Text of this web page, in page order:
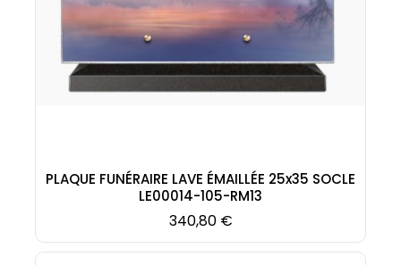
PLAQUE FUNÉRAIRE LAVE ÉMAILLÉE 25x35 SOCLE
LE00014-105-RM13
Prix
340,80 €